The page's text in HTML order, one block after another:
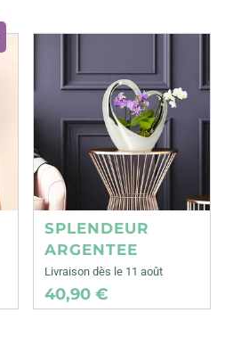
SPLENDEUR
ARGENTEE
Livraison dès le 11 août
40,90 €